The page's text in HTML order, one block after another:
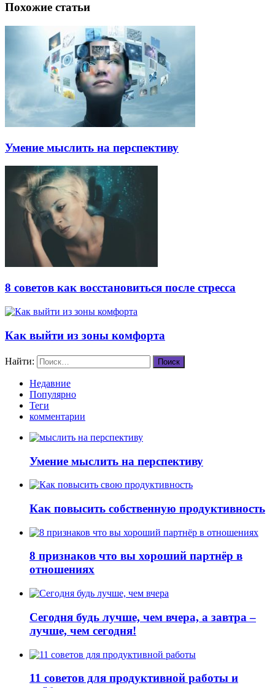
Похожие статьи
Умение мыслить на перспективу
8 советов как восстановиться после стресса
Как выйти из зоны комфорта
Найти:
Недавние
Популярно
Теги
комментарии
Умение мыслить на перспективу
Как повысить собственную продуктивность
8 признаков что вы хороший партнёр в
отношениях
Сегодня будь лучше, чем вчера, а завтра –
лучше, чем сегодня!
11 советов для продуктивной работы и